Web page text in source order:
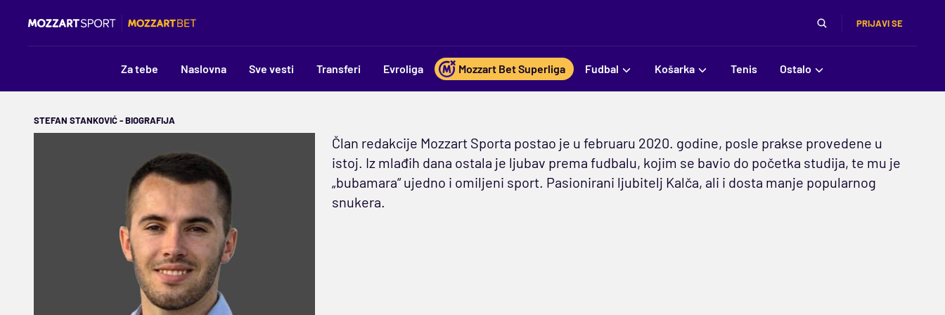
PRIJAVI SE
Za tebe Naslovna Sve vesti Transferi Evroliga Mozzart Bet Superliga Fudbal Košarka Tenis Ostalo
STEFAN STANKOVIĆ - BIOGRAFIJA
Član redakcije Mozzart Sporta postao je u februaru 2020. godine, posle prakse provedene u
istoj. Iz mlađih dana ostala je ljubav prema fudbalu, kojim se bavio do početka studija, te mu je
„bubamara“ ujedno i omiljeni sport. Pasionirani ljubitelj Kalča, ali i dosta manje popularnog
snukera.